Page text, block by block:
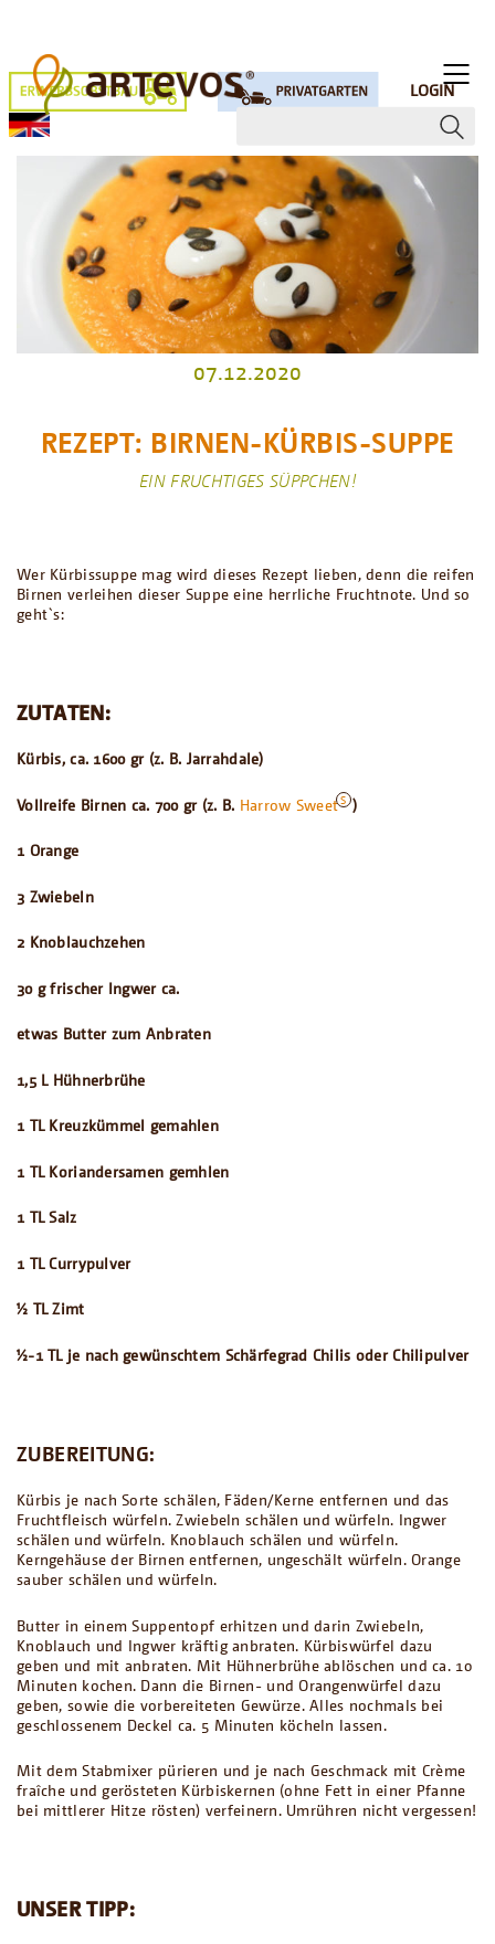
LOGIN
REZEPT: BIRNEN-KÜRBIS-SUPPE
07.12.2020
EIN FRUCHTIGES SÜPPCHEN!
Wer Kürbissuppe mag wird dieses Rezept lieben, denn die reifen
Birnen verleihen dieser Suppe eine herrliche Fruchtnote. Und so
geht`s:
ZUTATEN:
Kürbis, ca. 1600 gr (z. B. Jarrahdale)
Vollreife Birnen ca. 700 gr (z. B. Harrow Sweet )
1 Orange
3 Zwiebeln
2 Knoblauchzehen
30 g frischer Ingwer ca.
etwas Butter zum Anbraten
1,5 L Hühnerbrühe
1 TL Kreuzkümmel gemahlen
1 TL Koriandersamen gemhlen
1 TL Salz
1 TL Currypulver
½ TL Zimt
½-1 TL je nach gewünschtem Schärfegrad Chilis oder Chilipulver
ZUBEREITUNG:
Kürbis je nach Sorte schälen, Fäden/Kerne entfernen und das
Fruchtfleisch würfeln. Zwiebeln schälen und würfeln. Ingwer
schälen und würfeln. Knoblauch schälen und würfeln.
Kerngehäuse der Birnen entfernen, ungeschält würfeln. Orange
sauber schälen und würfeln.
Butter in einem Suppentopf erhitzen und darin Zwiebeln,
Knoblauch und Ingwer kräftig anbraten. Kürbiswürfel dazu
geben und mit anbraten. Mit Hühnerbrühe ablöschen und ca. 10
Minuten kochen. Dann die Birnen- und Orangenwürfel dazu
geben, sowie die vorbereiteten Gewürze. Alles nochmals bei
geschlossenem Deckel ca. 5 Minuten köcheln lassen.
Mit dem Stabmixer pürieren und je nach Geschmack mit Crème
fraîche und gerösteten Kürbiskernen (ohne Fett in einer Pfanne
bei mittlerer Hitze rösten) verfeinern. Umrühren nicht vergessen!
UNSER TIPP: